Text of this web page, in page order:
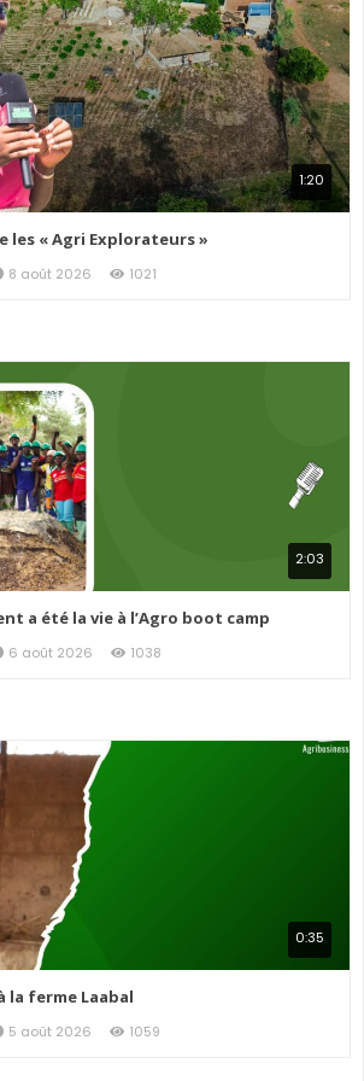
1:20
les « Agri Explorateurs »
8 août 2026 1021
2:03
a été la vie à l’Agro boot camp
6 août 2026 1038
0:35
la ferme Laabal
5 août 2026 1059